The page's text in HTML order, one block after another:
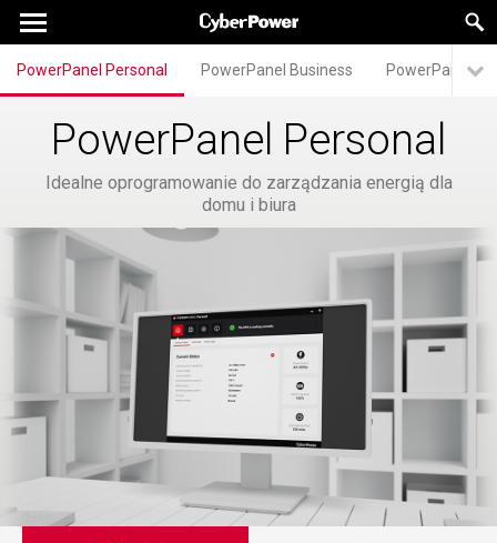
PowerPanel Personal PowerPanel Business PowerPanel
PowerPanel Personal
Idealne oprogramowanie do zarządzania energią dla
domu i biura